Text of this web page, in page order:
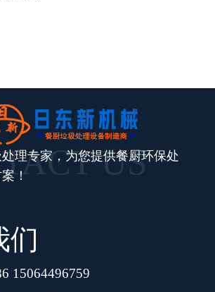
US
理专家，为您提供餐厨环保处
！
们
15064496759